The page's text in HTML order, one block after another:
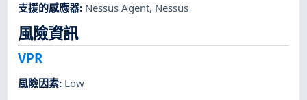
支援的感應器: Nessus Agent, Nessus
風險資訊
VPR
風險因素: Low